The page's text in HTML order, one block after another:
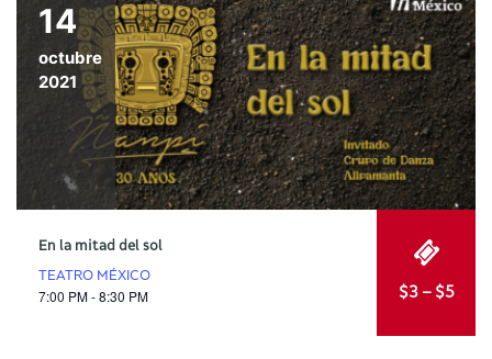
14
octubre
2021
En la mitad del sol
TEATRO MÉXICO
7:00 PM - 8:30 PM $3 – $5